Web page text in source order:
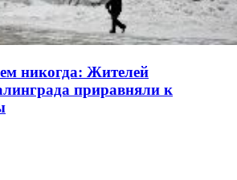
никогда: Жителей
приравняли к